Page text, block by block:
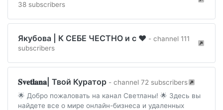
38 subscribers
Якубова | К СЕБЕ ЧЕСТНО и с ❤️ - channel 111
subscribers
𝐒𝐯𝐞𝐭𝐥𝐚𝐧𝐚| Твой Куратор - channel 72 subscribers
🌟 Добро пожаловать на канал Светланы! 🌟 Здесь вы
найдете все о мире онлайн-бизнеса и удаленных